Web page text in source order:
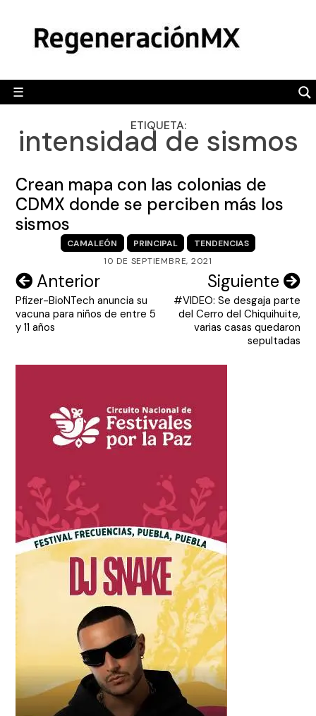
content
☰
POLÍTICA
CAMALEÓN
OPINIÓN
ENGLISH SECTION
ETIQUETA:
intensidad de sismos
Crean mapa con las colonias de
CDMX donde se perciben más los
sismos
CAMALEÓN PRINCIPAL
TENDENCIAS
10 DE SEPTIEMBRE, 2021
Navegación
de
entradas
Anterior
Pfizer-BioNTech anuncia su
vacuna para niños de entre 5
y 11 años
Siguiente
#VIDEO: Se desgaja parte
del Cerro del Chiquihuite,
varias casas quedaron
sepultadas